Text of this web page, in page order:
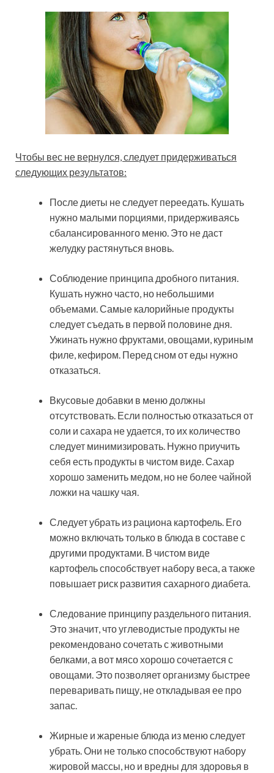
Чтобы вес не вернулся, следует придерживаться
следующих результатов:
После диеты не следует переедать. Кушать
нужно малыми порциями, придерживаясь
сбалансированного меню. Это не даст
желудку растянуться вновь.
Соблюдение принципа дробного питания.
Кушать нужно часто, но небольшими
объемами. Самые калорийные продукты
следует съедать в первой половине дня.
Ужинать нужно фруктами, овощами, куриным
филе, кефиром. Перед сном от еды нужно
отказаться.
Вкусовые добавки в меню должны
отсутствовать. Если полностью отказаться от
соли и сахара не удается, то их количество
следует минимизировать. Нужно приучить
себя есть продукты в чистом виде. Сахар
хорошо заменить медом, но не более чайной
ложки на чашку чая.
Следует убрать из рациона картофель. Его
можно включать только в блюда в составе с
другими продуктами. В чистом виде
картофель способствует набору веса, а также
повышает риск развития сахарного диабета.
Следование принципу раздельного питания.
Это значит, что углеводистые продукты не
рекомендовано сочетать с животными
белками, а вот мясо хорошо сочетается с
овощами. Это позволяет организму быстрее
переваривать пищу, не откладывая ее про
запас.
Жирные и жареные блюда из меню следует
убрать. Они не только способствуют набору
жировой массы, но и вредны для здоровья в